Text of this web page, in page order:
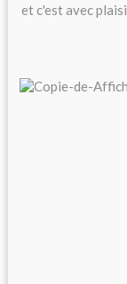
et c'est avec